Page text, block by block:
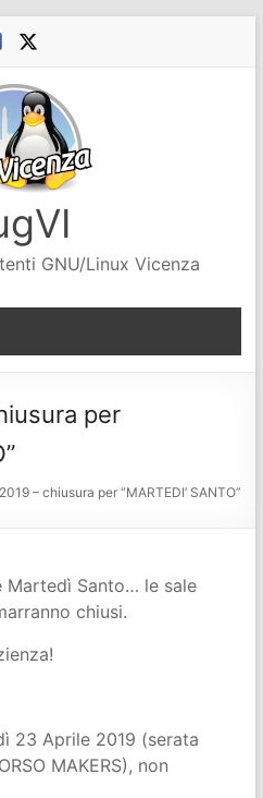
GNU/Linux Vicenza
per
– chiusura per “MARTEDI’ SANTO”
Martedì Santo… le sale
chiusi.
23 Aprile 2019 (serata
MAKERS), non